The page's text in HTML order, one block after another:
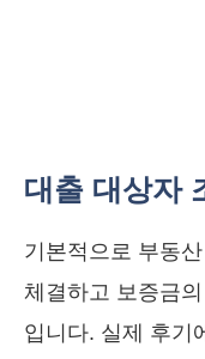
대출 대상자
기본적으로 부동
체결하고 보증금
입니다. 실제 후기